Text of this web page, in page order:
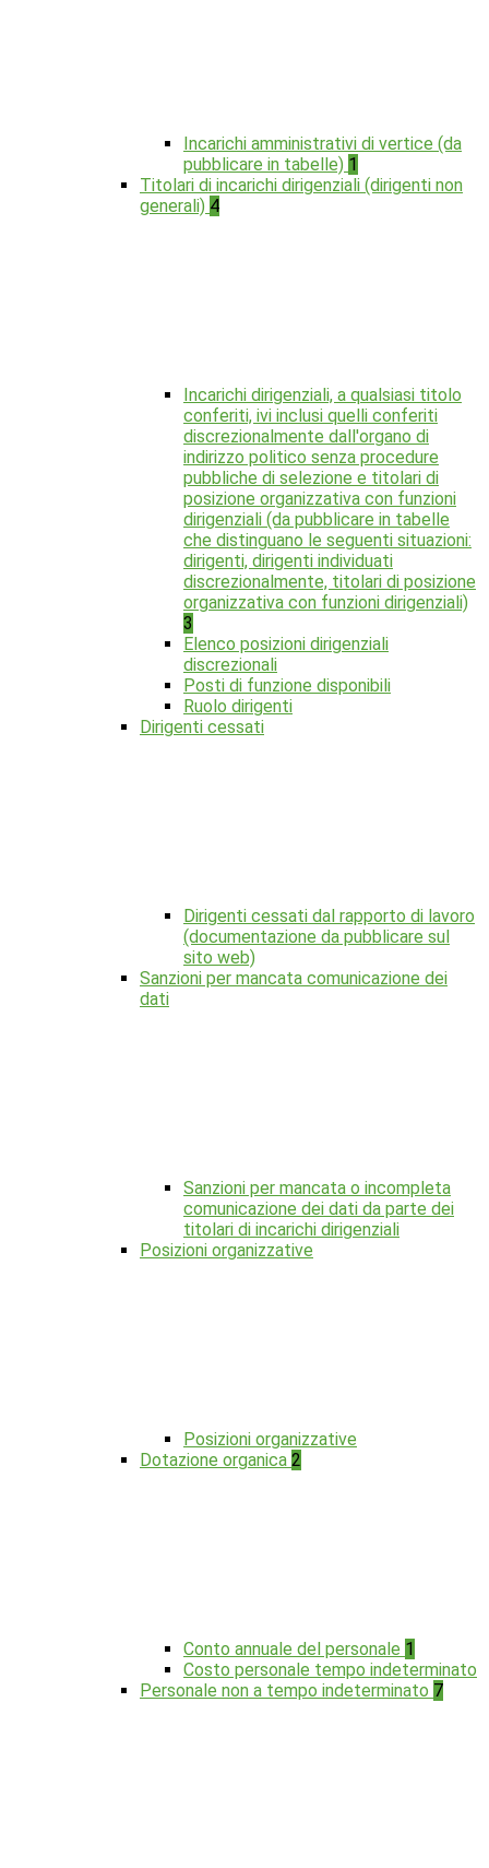
Incarichi amministrativi di vertice (da
pubblicare in tabelle) 1
Titolari di incarichi dirigenziali (dirigenti non
generali) 4
Incarichi dirigenziali, a qualsiasi titolo
conferiti, ivi inclusi quelli conferiti
discrezionalmente dall'organo di
indirizzo politico senza procedure
pubbliche di selezione e titolari di
posizione organizzativa con funzioni
dirigenziali (da pubblicare in tabelle
che distinguano le seguenti situazioni:
dirigenti, dirigenti individuati
discrezionalmente, titolari di posizione
organizzativa con funzioni dirigenziali)
3
Elenco posizioni dirigenziali
discrezionali
Posti di funzione disponibili
Ruolo dirigenti
Dirigenti cessati
Dirigenti cessati dal rapporto di lavoro
(documentazione da pubblicare sul
sito web)
Sanzioni per mancata comunicazione dei
dati
Sanzioni per mancata o incompleta
comunicazione dei dati da parte dei
titolari di incarichi dirigenziali
Posizioni organizzative
Posizioni organizzative
Dotazione organica 2
Conto annuale del personale 1
Costo personale tempo indeterminato
Personale non a tempo indeterminato 7